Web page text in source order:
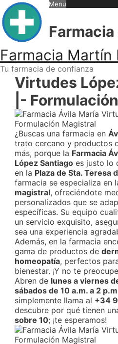
Skip
to
content
Farmacia Martín
Tu farmacia de confianza
Menu
Virtudes
|-
¿Buscas una farmacia en
trato cercano y productos
más, porque la Farmacia
López Santiago es justo lo
en la Plaza de Sta. Teresa
farmacia se especializa en
magistral, ofreciéndote
personalizados que se
específicas. Su equipo
un servicio exquisito,
sea una experiencia
Además, en la farmacia
gama de productos de
homeopatía, perfectos
bienestar. ¡Y no te
Abren de lunes a viernes
sábados de 10 a.m. a 2
simplemente llama al +34
descubre por qué tienen
sobre 10; ¡te esperamos!